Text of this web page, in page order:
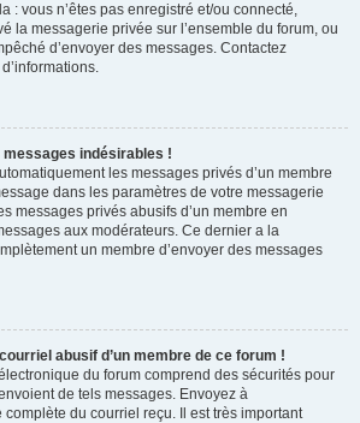
: vous n’êtes pas enregistré et/ou connecté,
la messagerie privée sur l’ensemble du forum, ou
d’envoyer des messages. Contactez
indésirables !
les messages privés d’un membre
dans les paramètres de votre messagerie
messages privés abusifs d’un membre en
aux modérateurs. Ce dernier a la
un membre d’envoyer des messages
abusif d’un membre de ce forum !
du forum comprend des sécurités pour
de tels messages. Envoyez à
complète du courriel reçu. Il est très important